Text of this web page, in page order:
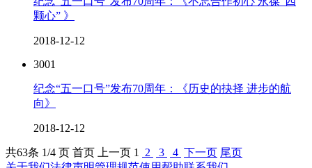
颗心” 》
2018-12-12
3001
纪念“五一口号”发布70周年：《历史的抉择 进步的航
向》
2018-12-12
共63条 1/4 页 首页 上一页 1 2 3 4 下一页 尾页